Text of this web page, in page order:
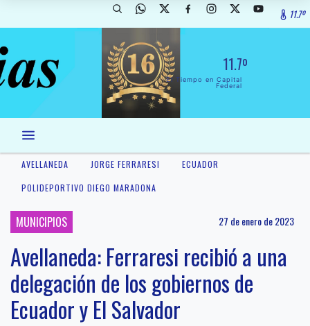
11.7º
11.7º
El Tiempo en Capital
Federal
AVELLANEDA JORGE FERRARESI
ECUADOR
POLIDEPORTIVO DIEGO MARADONA
MUNICIPIOS 27 de enero de 2023
Avellaneda: Ferraresi recibió a una
delegación de los gobiernos de
Ecuador y El Salvador